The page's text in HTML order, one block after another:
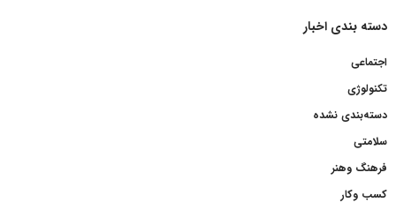
دسته بندی اخبار
اجتماعی
تکنولوژی
دسته‌بندی نشده
سلامتی
فرهنگ وهنر
کسب وکار